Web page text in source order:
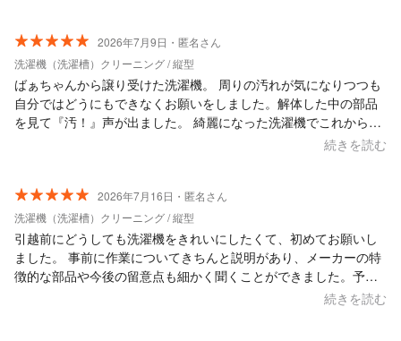
ただきました。本当にお世話になりました。また何かあればお願
いしたいと考えております。
2026年7月9日・匿名さん
洗濯機（洗濯槽）クリーニング / 縦型
ばぁちゃんから譲り受けた洗濯機。 周りの汚れが気になりつつも
自分ではどうにもできなくお願いをしました。解体した中の部品
を見て『汚！』声が出ました。 綺麗になった洗濯機でこれから洗
えるのが嬉しいです。 重い扉の片付けも手伝ってくださり、あり
続きを読む
2026年7月16日・匿名さん
洗濯機（洗濯槽）クリーニング / 縦型
引越前にどうしても洗濯機をきれいにしたくて、初めてお願いし
ました。 事前に作業についてきちんと説明があり、メーカーの特
徴的な部品や今後の留意点も細かく聞くことができました。予約
時間ぴったりの来訪でしたし、接し方も丁寧で好印象でした。 15
続きを読む